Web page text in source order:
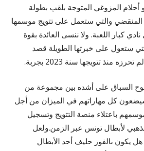
أحلام المزوغي المتوجة بلقب بطولة
المنقضي والتي ستعمل على تتويج موسمها
كبار اللعبة. ولا ننسى العائدة بقوة
ستعول على خبرتها الطويلة قصد
منذ تتويجها سنة 2023 بجربة.
السباق على أشده بين مجموعة من
سيضعون كل مهاراتهم في الميزان من أجل
باعتلاء منصة التتويج وتسجيل
لأبطال تونس عبر الزمن.ولعل
يكون ىالفوز حليف أحد الأبطال